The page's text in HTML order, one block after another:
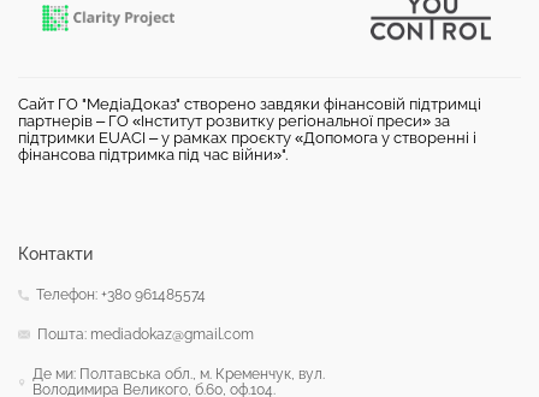
Сайт ГО "МедіаДоказ" створено завдяки фінансовій підтримці
партнерів – ГО «Інститут розвитку регіональної преси» за
підтримки EUACI – у рамках проєкту «Допомога у створенні і
фінансова підтримка під час війни»".
Контакти
Телефон: +380 961485574
Пошта: mediadokaz@gmail.com
Де ми: Полтавська обл., м. Кременчук, вул.
Володимира Великого, б.60, оф.104.